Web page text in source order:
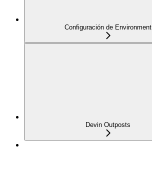
Configuración de Environment
Devin Outposts